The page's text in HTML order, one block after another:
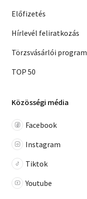
Előfizetés
Hírlevél feliratkozás
Törzsvásárlói program
TOP 50
Közösségi média
Facebook
Instagram
Tiktok
Youtube